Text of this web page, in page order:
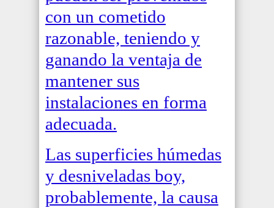
con un cometido
razonable, teniendo y
ganando la ventaja de
mantener sus
instalaciones en forma
adecuada.
Las superficies húmedas
y desniveladas boy,
probablemente, la causa